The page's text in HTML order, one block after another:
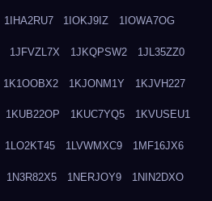
1IHA2RU7 1IOKJ9IZ 1IOWA7OG
1JFVZL7X 1JKQPSW2 1JL35ZZ0
1K1OOBX2 1KJONM1Y 1KJVH227
1KUB22OP 1KUC7YQ5 1KVUSEU1
1LO2KT45 1LVWMXC9 1MF16JX6
1N3R82X5 1NERJOY9 1NIN2DXO